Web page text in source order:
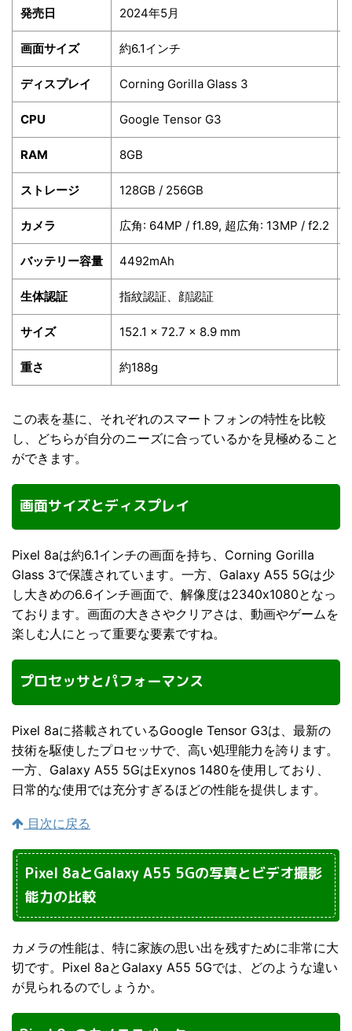
発売日 2024年5月
画面サイズ 約6.1インチ
ディスプレイ Corning Gorilla Glass 3
CPU Google Tensor G3
RAM 8GB
ストレージ 128GB / 256GB
カメラ 広角: 64MP / f1.89, 超広角: 13MP / f2.2
バッテリー容量 4492mAh
生体認証 指紋認証、顔認証
サイズ 152.1 × 72.7 × 8.9 mm
重さ 約188g
この表を基に、それぞれのスマートフォンの特性を比較
し、どちらが自分のニーズに合っているかを見極めること
ができます。
画面サイズとディスプレイ
Pixel 8aは約6.1インチの画面を持ち、Corning Gorilla
Glass 3で保護されています。一方、Galaxy A55 5Gは少
し大きめの6.6インチ画面で、解像度は2340x1080となっ
ております。画面の大きさやクリアさは、動画やゲームを
楽しむ人にとって重要な要素ですね。
プロセッサとパフォーマンス
Pixel 8aに搭載されているGoogle Tensor G3は、最新の
技術を駆使したプロセッサで、高い処理能力を誇ります。
一方、Galaxy A55 5GはExynos 1480を使用しており、
日常的な使用では充分すぎるほどの性能を提供します。
目次に戻る
Pixel 8aとGalaxy A55 5Gの写真とビデオ撮影
能力の比較
カメラの性能は、特に家族の思い出を残すために非常に大
切です。Pixel 8aとGalaxy A55 5Gでは、どのような違い
が見られるのでしょうか。